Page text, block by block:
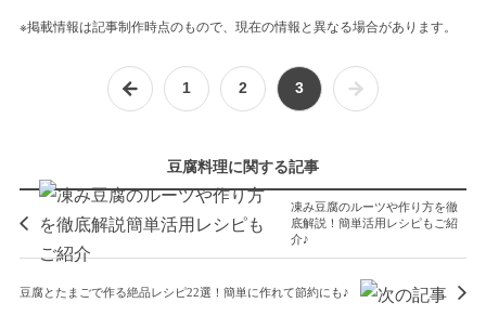
※掲載情報は記事制作時点のもので、現在の情報と異なる場合があります。
1 2 3
豆腐料理に関する記事
凍み豆腐のルーツや作り方を徹
底解説！簡単活用レシピもご紹
介♪
豆腐とたまごで作る絶品レシピ22選！簡単に作れて節約にも♪